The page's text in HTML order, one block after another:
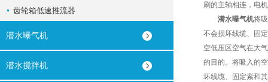
齿轮箱低速推流器
潜水曝气机
潜水搅拌机
刷的主轴相连，电
潜水曝气机将
不会损坏线缆、固
空低压区空气在大
的目的。将吸入的
坏线缆、固定索和